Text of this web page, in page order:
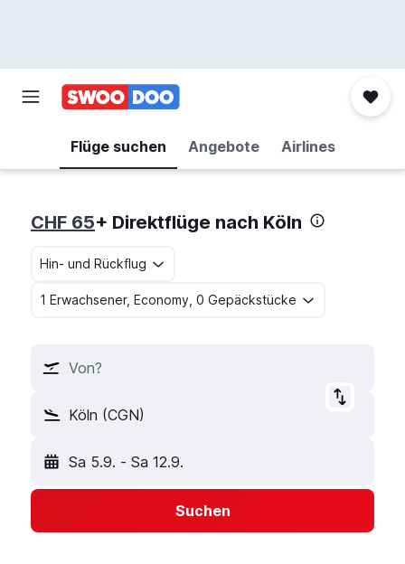
Flüge suchen Angebote Airlines
CHF 65+ Direktflüge nach Köln
Hin- und Rückflug
1 Erwachsener, Economy, 0 Gepäckstücke
Von?
Köln (CGN)
Sa 5.9. - Sa 12.9.
Suchen